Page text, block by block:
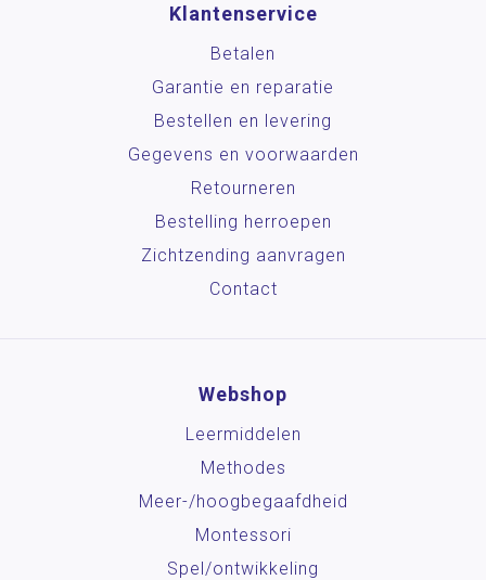
Klantenservice
Betalen
Garantie en reparatie
Bestellen en levering
Gegevens en voorwaarden
Retourneren
Bestelling herroepen
Zichtzending aanvragen
Contact
Webshop
Leermiddelen
Methodes
Meer-/hoog­begaafdheid
Montessori
Spel/ontwikkeling